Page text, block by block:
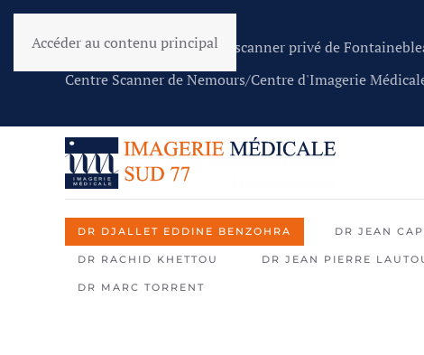
Accéder au contenu principal
Centre de radiologie et de scanner privé de
Centre Scanner de Nemours/Centre d'Imagerie
DR DJALLET EDDINE BENZOHRA DR JEAN
DR RACHID KHETTOU DR JEAN PIERRE
DR MARC TORRENT